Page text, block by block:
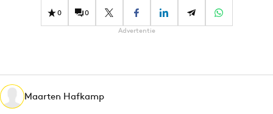
Gedragsverandering
Influencer marketing
Media
Merkstrategie
0 0
Advertentie
Maarten Hafkamp